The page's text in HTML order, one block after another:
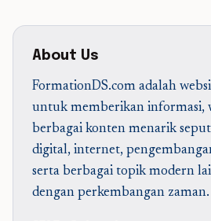
About Us
FormationDS.com adalah
untuk memberikan informasi,
berbagai konten menarik
digital, internet,
serta berbagai topik modern
dengan perkembangan zaman.